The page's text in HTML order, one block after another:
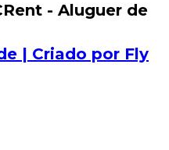
- Aluguer de
| Criado por Fly